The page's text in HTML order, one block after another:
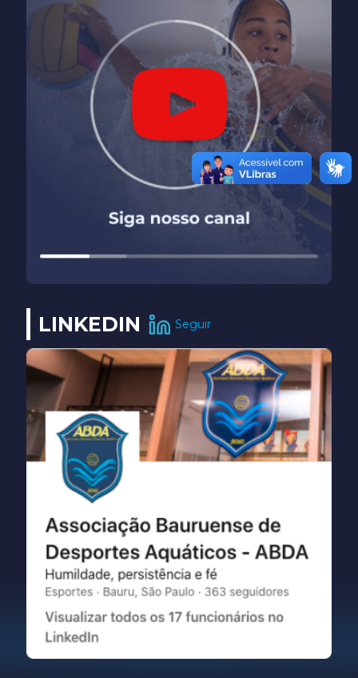
LINKEDIN Seguir